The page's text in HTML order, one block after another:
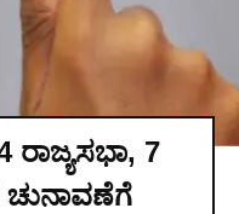
7
ಚುನಾವಣೆಗೆ